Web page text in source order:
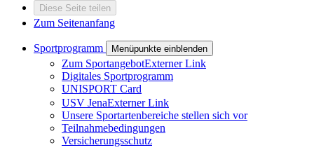
Diese Seite teilen
Zum Seitenanfang
Sportprogramm Menüpunkte einblenden
Zum SportangebotExterner Link
Digitales Sportprogramm
UNISPORT Card
USV JenaExterner Link
Unsere Sportartenbereiche stellen sich vor
Teilnahmebedingungen
Versicherungsschutz